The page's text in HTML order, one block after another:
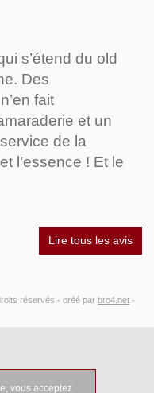
s’étend du old
Des
fait
et un
de la
l’essence ! Et le
Lire tous les avis
réservés - créé par bro4.net -
vous acceptez